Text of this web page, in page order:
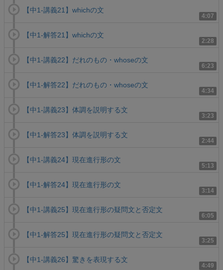
4:07
【中1-講義21】whichの文
2:28
【中1-解答21】whichの文
6:23
【中1-講義22】だれのもの・whoseの文
4:34
【中1-解答22】だれのもの・whoseの文
3:23
【中1-講義23】体調を説明する文
2:44
【中1-解答23】体調を説明する文
5:13
【中1-講義24】現在進行形の文
3:14
【中1-解答24】現在進行形の文
6:05
【中1-講義25】現在進行形の疑問文と否定文
3:25
【中1-解答25】現在進行形の疑問文と否定文
4:49
【中1-講義26】驚きを表現する文